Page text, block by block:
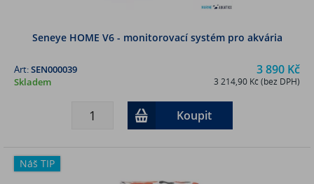
Seneye HOME V6 - monitorovací systém pro akvária
3 890 Kč
3 214,90 Kč (bez DPH)
Art:SEN000039
Skladem
Koupit
Náš TIP